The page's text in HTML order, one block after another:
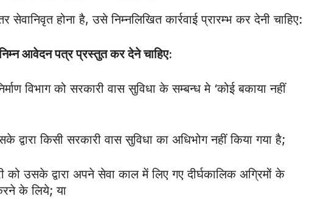
सेवानिवृत होना है, उसे निम्नलिखित कार्रवाई प्रारम्भ कर देनी चाहिए:
आवेदन पत्र प्रस्तुत कर देने चाहिए:
विभाग को सरकारी वास सुविधा के सम्बन्ध मे ‘कोई बकाया नहीं
किसी सरकारी वास सुविधा का अधिभोग नहीं किया गया है;
को उसके द्वारा अपने सेवा काल में लिए गए दीर्घकालिक अग्रिमों के
के लिये; या